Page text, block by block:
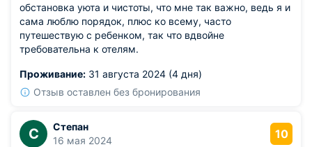
обстановка уюта и чистоты, что мне так важно, ведь я и
сама люблю порядок, плюс ко всему, часто
путешествую с ребенком, так что вдвойне
требовательна к отелям.
Проживание: 31 августа 2024 (4 дня)
Отзыв оставлен без бронирования
С
Степан
16 мая 2024
10